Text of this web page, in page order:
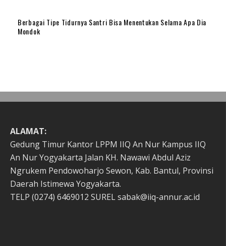
Berbagai Tipe Tidurnya Santri Bisa Menentukan Selama Apa Dia
Mondok
ALAMAT:
Gedung Timur Kantor LPPM IIQ An Nur Kampus IIQ
An Nur Yogyakarta Jalan KH. Nawawi Abdul Aziz
Ngrukem Pendowoharjo Sewon, Kab. Bantul, Provinsi
Daerah Istimewa Yogyakarta.
TELP (0274) 6469012 SUREL sabak@iiq-annur.ac.id